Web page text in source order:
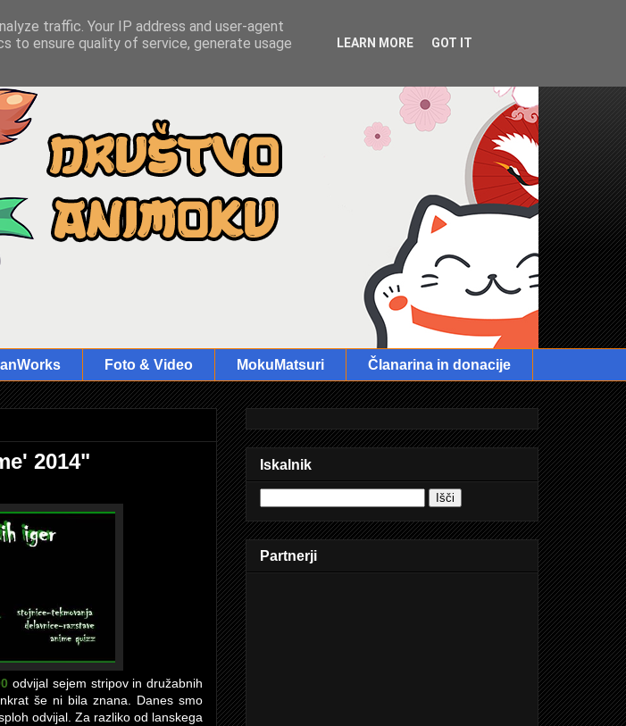
Foto & Video MokuMatsuri Članarina in donacije
2014"
odvijal sejem stripov in družabnih
še ni bila znana. Danes smo
odvijal. Za razliko od lanskega
Iskalnik
Partnerji
traffic. Your IP address and user-agent
to ensure quality of service, generate usage
LEARN MORE GOT IT